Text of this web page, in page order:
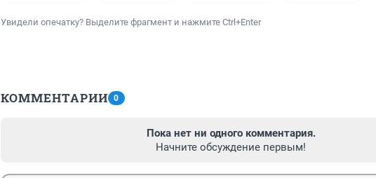
Увидели опечатку? Выделите фрагмент и нажмите Ctrl+Enter
КОММЕНТАРИИ 0
Пока нет ни одного комментария.
Начните обсуждение первым!